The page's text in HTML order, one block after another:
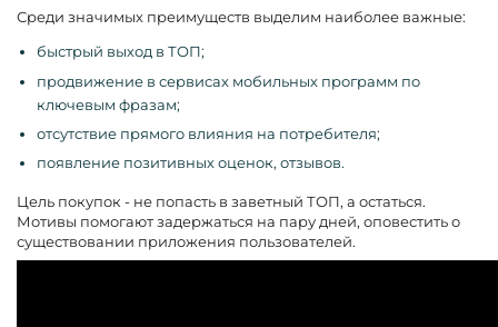
Среди значимых преимуществ выделим наиболее важные:
быстрый выход в ТОП;
продвижение в сервисах мобильных программ по
ключевым фразам;
отсутствие прямого влияния на потребителя;
появление позитивных оценок, отзывов.
Цель покупок - не попасть в заветный ТОП, а остаться.
Мотивы помогают задержаться на пару дней, оповестить о
существовании приложения пользователей.